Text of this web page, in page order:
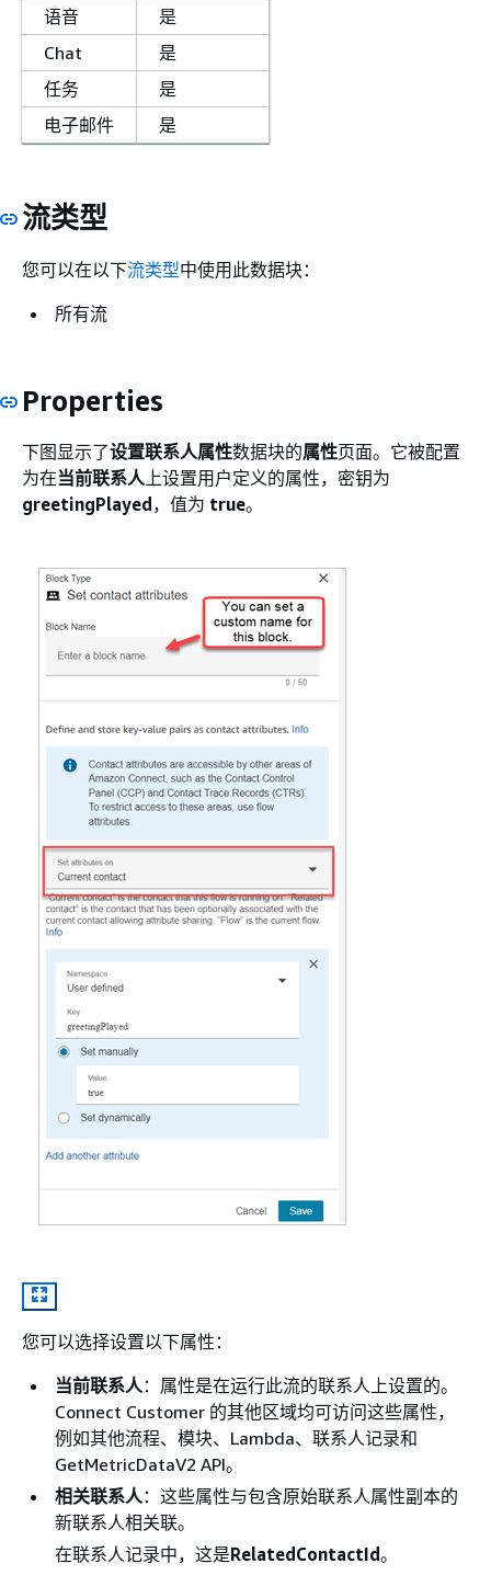
语音
是
Chat
是
任务
是
电子邮件
是
流类型
您可以在以下流类型中使用此数据块：
所有流
Properties
下图显示了设置联系人属性数据块的属性页面。它被配置
为在当前联系人上设置用户定义的属性，密钥为
greetingPlayed ，值为 true。
您可以选择设置以下属性：
当前联系人：属性是在运行此流的联系人上设置的。
Connect Customer 的其他区域均可访问这些属性，
例如其他流程、模块、Lambda、联系人记录和
GetMetricDataV2 API。
相关联系人：这些属性与包含原始联系人属性副本的
新联系人相关联。
在联系人记录中，这是RelatedContactId。